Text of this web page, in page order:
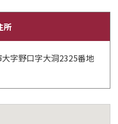
所
字野口字大洞2325番地